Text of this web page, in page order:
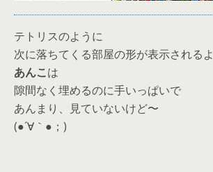
テトリスのように
次に落ちてくる部屋の形が表示されるよ
あんこは
隙間なく埋めるのに手いっぱいで
あんまり、見ていないけど〜
(●´∀｀●；)